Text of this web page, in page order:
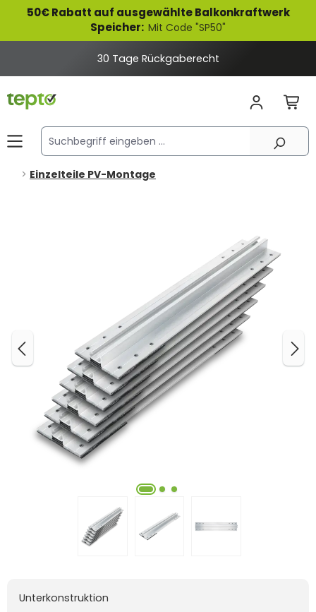
springen
50€ Rabatt auf ausgewählte Balkonkraftwerk
Speicher: Mit Code "SP50"
30 Tage Rückgaberecht
Einzelteile PV-Montage
Unterkonstruktion